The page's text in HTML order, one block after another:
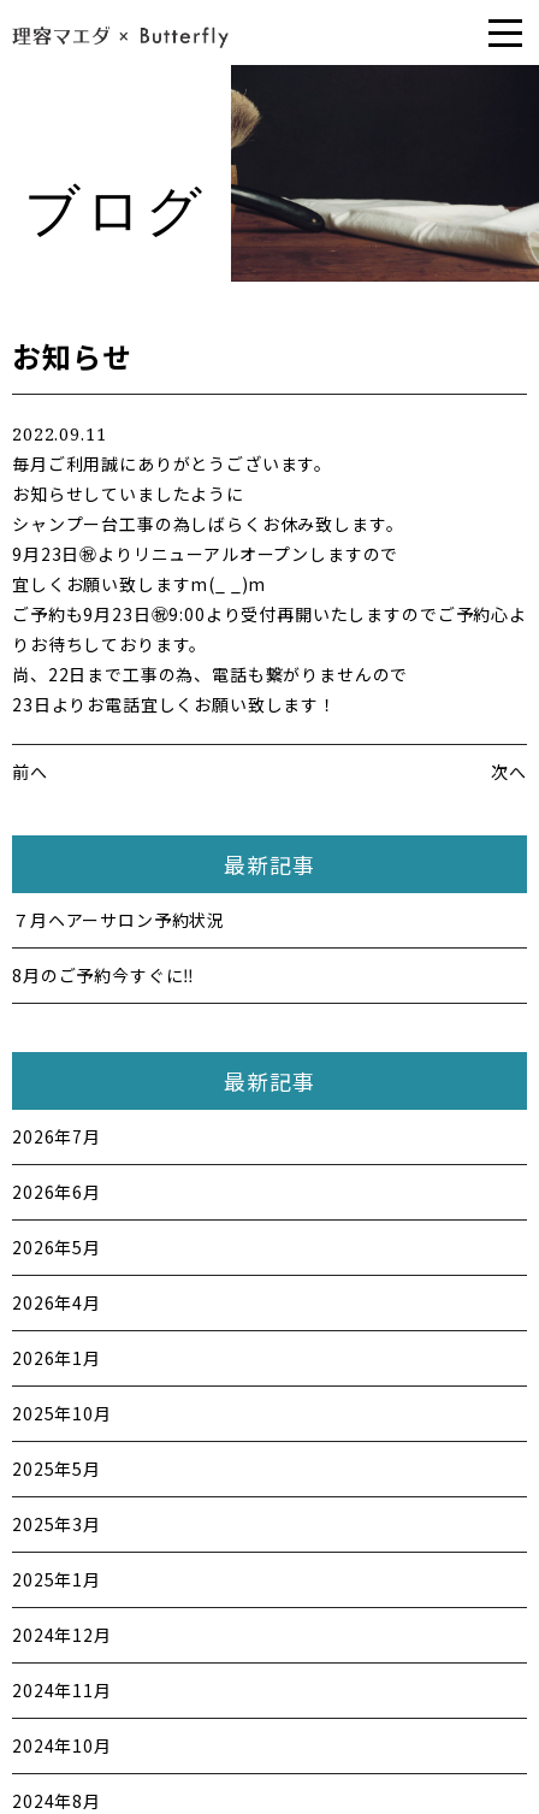
ブログ
お知らせ
2022.09.11
毎月ご利用誠にありがとうございます。
お知らせしていましたように
シャンプー台工事の為しばらくお休み致します。
9月23日㊗️よりリニューアルオープンしますので
宜しくお願い致しますm(_ _)m
ご予約も9月23日㊗️9:00より受付再開いたしますのでご予約心よ
りお待ちしております。
尚、22日まで工事の為、電話も繋がりませんので
23日よりお電話宜しくお願い致します！
前へ 次へ
最新記事
７月ヘアーサロン予約状況
8月のご予約今すぐに‼️
最新記事
2026年7月
2026年6月
2026年5月
2026年4月
2026年1月
2025年10月
2025年5月
2025年3月
2025年1月
2024年12月
2024年11月
2024年10月
2024年8月